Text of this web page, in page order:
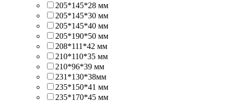
205*145*28 мм
205*145*30 мм
205*145*40 мм
205*190*50 мм
208*111*42 мм
210*110*35 мм
210*96*39 мм
231*130*38мм
235*150*41 мм
235*170*45 мм